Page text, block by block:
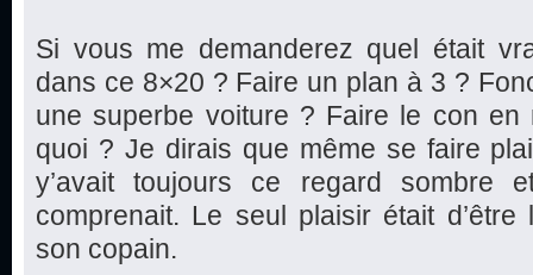
Si vous me demanderez quel était
dans ce 8×20 ? Faire un plan à 3 ?
une superbe voiture ? Faire le con en
quoi ? Je dirais que même se faire
y’avait toujours ce regard sombre
comprenait. Le seul plaisir était
son copain.